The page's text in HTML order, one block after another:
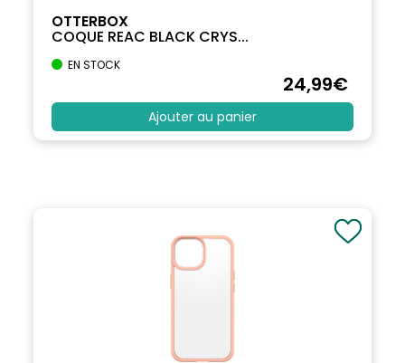
OTTERBOX
COQUE REAC BLACK CRYS...
EN STOCK
24,99€
Ajouter au panier